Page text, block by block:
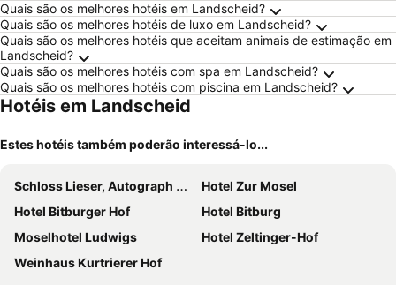
Quais são os melhores hotéis em Landscheid?
Quais são os melhores hotéis de luxo em Landscheid?
Quais são os melhores hotéis que aceitam animais de estimação em
Landscheid?
Quais são os melhores hotéis com spa em Landscheid?
Quais são os melhores hotéis com piscina em Landscheid?
Hotéis em Landscheid
Estes hotéis também poderão interessá-lo...
Schloss Lieser, Autograph Collection
Hotel Zur Mosel
Hotel Bitburger Hof
Hotel Bitburg
Moselhotel Ludwigs
Hotel Zeltinger-Hof
Weinhaus Kurtrierer Hof